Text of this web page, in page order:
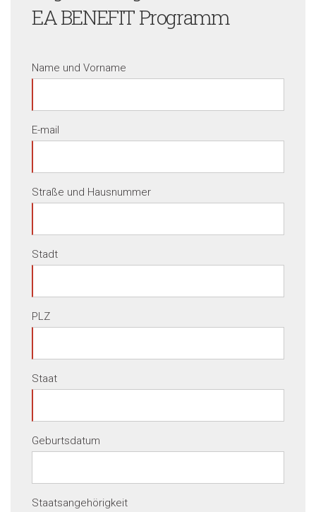
EA BENEFIT Programm
Name und Vorname
E-mail
Straße und Hausnummer
Stadt
PLZ
Staat
Geburtsdatum
Staatsangehörigkeit